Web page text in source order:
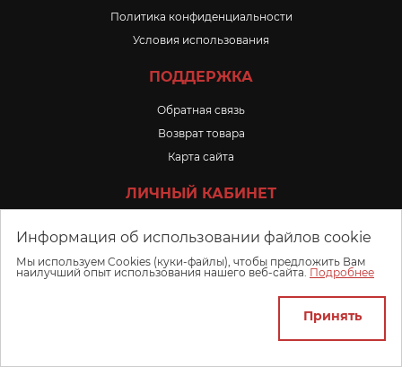
Политика конфиденциальности
Условия использования
ПОДДЕРЖКА
Обратная связь
Возврат товара
Карта сайта
ЛИЧНЫЙ КАБИНЕТ
Избранное
Информация об использовании файлов cookie
Мы используем Cookies (куки-файлы), чтобы предложить Вам
наилучший опыт использования нашего веб-сайта. Подробнее
Принять